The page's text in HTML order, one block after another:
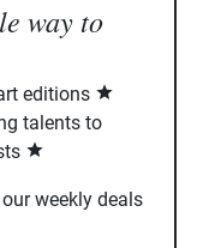
way to
editions
talents to
weekly deals